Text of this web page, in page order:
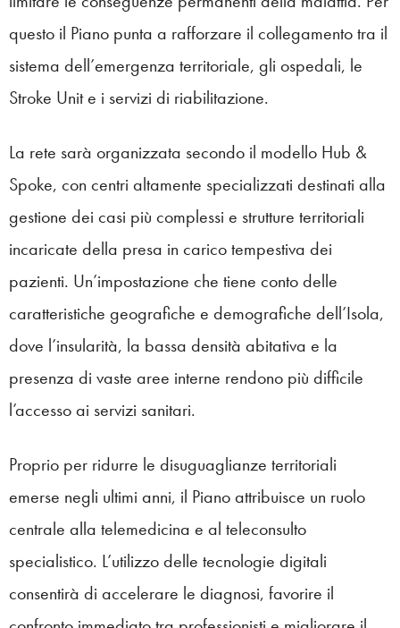
questo il Piano punta a rafforzare il collegamento tra il
sistema dell’emergenza territoriale, gli ospedali, le
Stroke Unit e i servizi di riabilitazione.
La rete sarà organizzata secondo il modello Hub &
Spoke, con centri altamente specializzati destinati alla
gestione dei casi più complessi e strutture territoriali
incaricate della presa in carico tempestiva dei
pazienti. Un’impostazione che tiene conto delle
caratteristiche geografiche e demografiche dell’Isola,
dove l’insularità, la bassa densità abitativa e la
presenza di vaste aree interne rendono più difficile
l’accesso ai servizi sanitari.
Proprio per ridurre le disuguaglianze territoriali
emerse negli ultimi anni, il Piano attribuisce un ruolo
centrale alla telemedicina e al teleconsulto
specialistico. L’utilizzo delle tecnologie digitali
consentirà di accelerare le diagnosi, favorire il